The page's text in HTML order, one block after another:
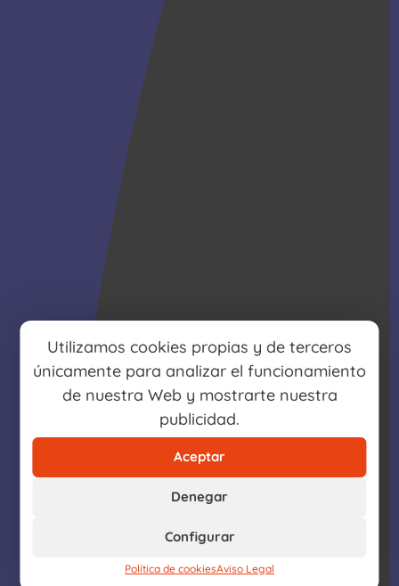
Utilizamos cookies propias y de terceros
únicamente para analizar el funcionamiento
de nuestra Web y mostrarte nuestra
publicidad.
Aceptar
Denegar
Configurar
Política de cookiesAviso Legal